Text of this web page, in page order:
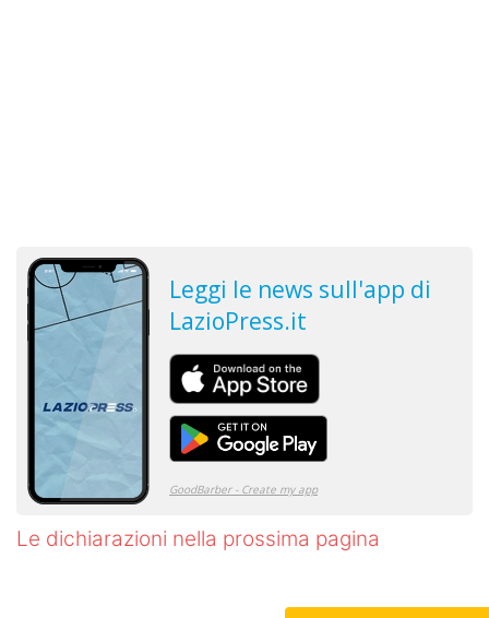
Le dichiarazioni nella prossima pagina